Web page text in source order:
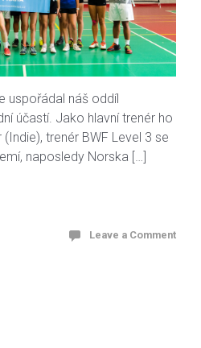
uspořádal náš oddíl
účastí. Jako hlavní trenér ho
trenér BWF Level 3 se
naposledy Norska […]
Leave a Comment